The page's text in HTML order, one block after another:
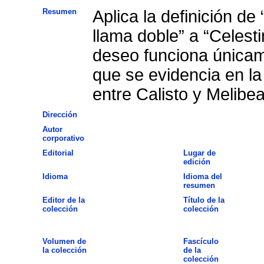
Resumen
Aplica la definición de
llama doble” a
deseo funciona
que se evidencia en
entre Calisto y
Dirección
Autor
corporativo
Editorial
Lugar de
edición
Idioma
Idioma del
resumen
Editor de la
colección
Título de la
colección
Volumen de
la colección
Fascículo
de la
colección